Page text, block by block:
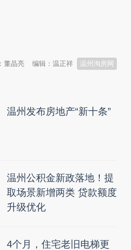
温州淘房网
编辑：温正祥
董晶亮
温州发布房地产“新十条”
温州公积金新政落地！提
取场景新增两类 贷款额度
升级优化
4个月，住宅老旧电梯更